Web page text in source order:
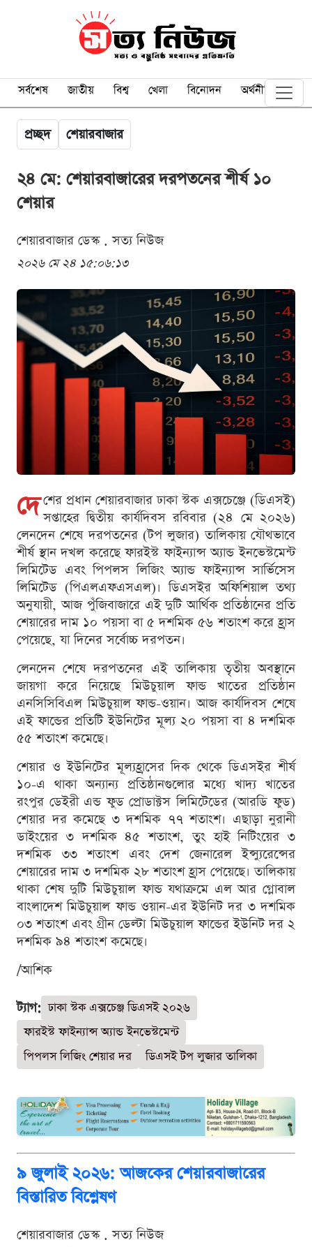
সর্বশেষ জাতীয় বিশ্ব খেলা বিনোদন অর্থনীতি
প্রচ্ছদ শেয়ারবাজার
২৪ মে: শেয়ারবাজারের দরপতনের শীর্ষ ১০
শেয়ার
শেয়ারবাজার ডেস্ক . সত্য নিউজ
২০২৬ মে ২৪ ১৫:০৬:১৩
দে শের প্রধান শেয়ারবাজার ঢাকা স্টক এক্সচেঞ্জে (ডিএসই)
সপ্তাহের দ্বিতীয় কার্যদিবস রবিবার (২৪ মে ২০২৬)
লেনদেন শেষে দরপতনের (টপ লুজার) তালিকায় যৌথভাবে
শীর্ষ স্থান দখল করেছে ফারইস্ট ফাইন্যান্স অ্যান্ড ইনভেস্টমেন্ট
লিমিটেড এবং পিপলস লিজিং অ্যান্ড ফাইন্যান্স সার্ভিসেস
লিমিটেড (পিএলএফএসএল)। ডিএসইর অফিশিয়াল তথ্য
অনুযায়ী, আজ পুঁজিবাজারে এই দুটি আর্থিক প্রতিষ্ঠানের প্রতি
শেয়ারের দাম ১০ পয়সা বা ৫ দশমিক ৫৬ শতাংশ করে হ্রাস
পেয়েছে, যা দিনের সর্বোচ্চ দরপতন।
লেনদেন শেষে দরপতনের এই তালিকায় তৃতীয় অবস্থানে
জায়গা করে নিয়েছে মিউচুয়াল ফান্ড খাতের প্রতিষ্ঠান
এনসিসিবিএল মিউচুয়াল ফান্ড-ওয়ান। আজ কার্যদিবস শেষে
এই ফান্ডের প্রতিটি ইউনিটের মূল্য ২০ পয়সা বা ৪ দশমিক
৫৫ শতাংশ কমেছে।
শেয়ার ও ইউনিটের মূল্যহ্রাসের দিক থেকে ডিএসইর শীর্ষ
১০-এ থাকা অন্যান্য প্রতিষ্ঠানগুলোর মধ্যে খাদ্য খাতের
রংপুর ডেইরী এন্ড ফুড প্রোডাক্টস লিমিটেডের (আরডি ফুড)
শেয়ার দর কমেছে ৩ দশমিক ৭৭ শতাংশ। এছাড়া নুরানী
ডাইংয়ের ৩ দশমিক ৪৫ শতাংশ, তুং হাই নিটিংয়ের ৩
দশমিক ৩৩ শতাংশ এবং দেশ জেনারেল ইন্স্যুরেন্সের
শেয়ারের দাম ৩ দশমিক ২৮ শতাংশ হ্রাস পেয়েছে। তালিকায়
থাকা শেষ দুটি মিউচুয়াল ফান্ড যথাক্রমে এল আর গ্লোবাল
বাংলাদেশ মিউচুয়াল ফান্ড ওয়ান-এর ইউনিট দর ৩ দশমিক
০৩ শতাংশ এবং গ্রীন ডেল্টা মিউচুয়াল ফান্ডের ইউনিট দর ২
দশমিক ৯৪ শতাংশ কমেছে।
/আশিক
ট্যাগ: ঢাকা স্টক এক্সচেঞ্জ ডিএসই ২০২৬
ফারইস্ট ফাইন্যান্স অ্যান্ড ইনভেস্টমেন্ট
পিপলস লিজিং শেয়ার দর
ডিএসই টপ লুজার তালিকা
৯ জুলাই ২০২৬: আজকের শেয়ারবাজারের
বিস্তারিত বিশ্লেষণ
শেয়ারবাজার ডেস্ক . সত্য নিউজ